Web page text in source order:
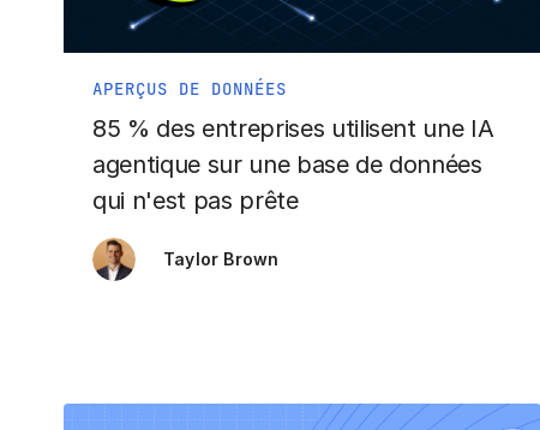
APERÇUS DE DONNÉES
85 % des entreprises utilisent une IA
agentique sur une base de données
qui n'est pas prête
Taylor Brown